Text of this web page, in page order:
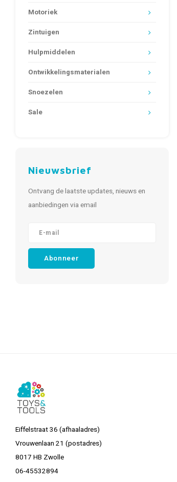
Motoriek
Zintuigen
Hulpmiddelen
Ontwikkelingsmaterialen
Snoezelen
Sale
Nieuwsbrief
Ontvang de laatste updates, nieuws en
aanbiedingen via email
Abonneer
Eiffelstraat 36 (afhaaladres)
Vrouwenlaan 21 (postadres)
8017 HB Zwolle
06-45532894